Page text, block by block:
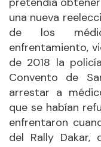
una nueva
de los
enfrentamiento,
de 2018 la policía
Convento de
arrestar a
que se habían
enfrentaron
del Rally Dakar,